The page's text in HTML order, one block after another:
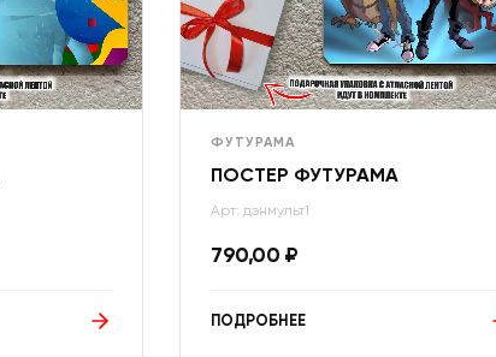
ФУТУРАМА
ПОСТЕР ФУТУРАМА
Арт: дэнмульт1
790,00 ₽
ПОДРОБНЕЕ